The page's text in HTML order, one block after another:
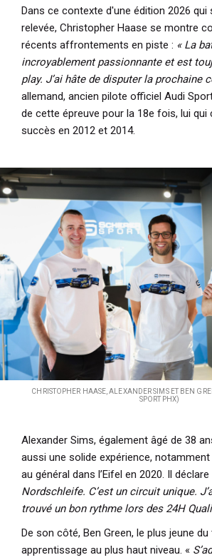
Dans ce contexte d'une édition 2026 qui
relevée, Christopher Haase se montre
récents affrontements en piste : « La
incroyablement passionnante et est
play. J’ai hâte de disputer la prochaine
allemand, ancien pilote officiel Audi
de cette épreuve pour la 18e fois, lui qui
succès en 2012 et 2014.
CHRISTOPHER HAASE, ALEXANDER SIMS ET BEN
SPORT PHX)
Alexander Sims, également âgé de 38
aussi une solide expérience,
au général dans l’Eifel en 2020. Il déclare
Nordschleife. C’est un circuit unique.
trouvé un bon rythme lors des 24H
De son côté, Ben Green, le plus jeune
apprentissage au plus haut niveau. «